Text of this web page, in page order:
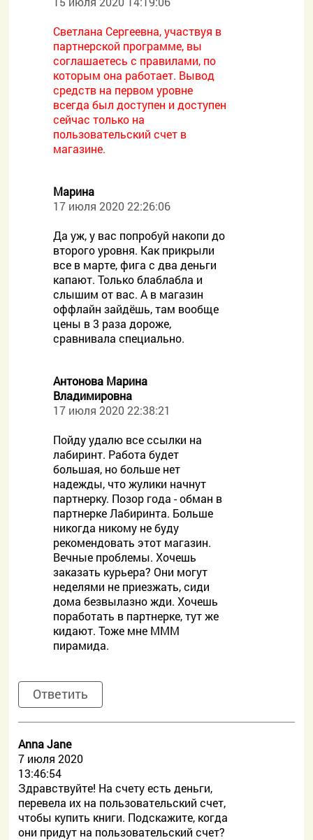
Светлана Сергеевна, участвуя в
партнерской программе, вы
соглашаетесь с правилами, по
которым она работает. Вывод
средств на первом уровне
всегда был доступен и доступен
сейчас только на
пользовательский счет в
магазине.
Марина
17 июля 2020 22:26:06
Да уж, у вас попробуй накопи до
второго уровня. Как прикрыли
все в марте, фига с два деньги
капают. Только блаблабла и
слышим от вас. А в магазин
оффлайн зайдёшь, там вообще
цены в 3 раза дороже,
сравнивала специально.
Антонова Марина
Владимировна
17 июля 2020 22:38:21
Пойду удалю все ссылки на
лабиринт. Работа будет
большая, но больше нет
надежды, что жулики начнут
партнерку. Позор года - обман в
партнерке Лабиринта. Больше
никогда никому не буду
рекомендовать этот магазин.
Вечные проблемы. Хочешь
заказать курьера? Они могут
неделями не приезжать, сиди
дома безвылазно жди. Хочешь
поработать в партнерке, тут же
кидают. Тоже мне МММ
пирамида.
Ответить
Anna Jane
7 июля 2020
13:46:54
Здравствуйте! На счету есть деньги,
перевела их на пользовательский счет,
чтобы купить книги. Подскажите, когда
они придут на пользовательский счет?